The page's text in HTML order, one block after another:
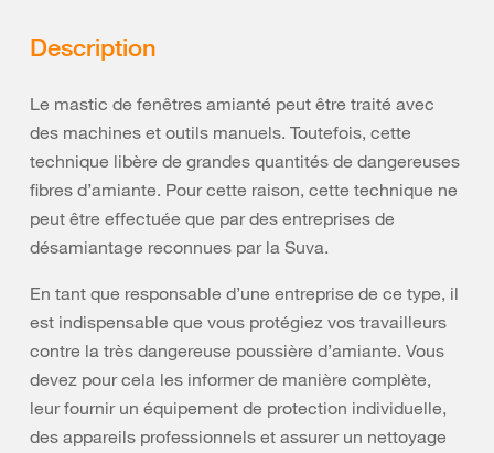
Description
Le mastic de fenêtres amianté peut être traité avec
des machines et outils manuels. Toutefois, cette
technique libère de grandes quantités de dangereuses
fibres d’amiante. Pour cette raison, cette technique ne
peut être effectuée que par des entreprises de
désamiantage reconnues par la Suva.
En tant que responsable d’une entreprise de ce type, il
est indispensable que vous protégiez vos travailleurs
contre la très dangereuse poussière d’amiante. Vous
devez pour cela les informer de manière complète,
leur fournir un équipement de protection individuelle,
des appareils professionnels et assurer un nettoyage